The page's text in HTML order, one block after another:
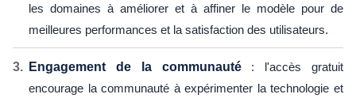
les domaines à améliorer et à affiner le modèle pour de
meilleures performances et la satisfaction des utilisateurs.
Engagement de la communauté: l'accès gratuit
encourage la communauté à expérimenter la technologie et